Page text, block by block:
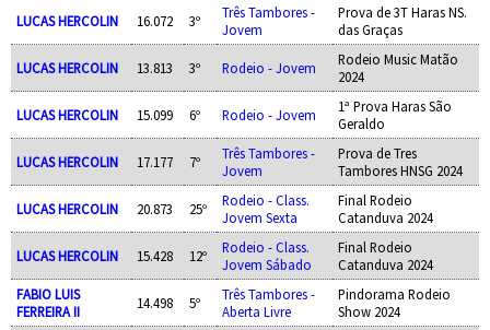
LUCAS HERCOLIN 16.072 3º
Três Tambores -
Jovem
Prova de 3T Haras NS.
das Graças
LUCAS HERCOLIN 13.813 3º Rodeio - Jovem
Rodeio Music Matão
2024
LUCAS HERCOLIN 15.099 6º Rodeio - Jovem
1ª Prova Haras São
Geraldo
LUCAS HERCOLIN 17.177 7º
Três Tambores -
Jovem
Prova de Tres
Tambores HNSG 2024
LUCAS HERCOLIN 20.873 25º
Rodeio - Class.
Jovem Sexta
Final Rodeio
Catanduva 2024
LUCAS HERCOLIN 15.428 12º
Rodeio - Class.
Jovem Sábado
Final Rodeio
Catanduva 2024
FABIO LUIS
FERREIRA II
14.498 5º
Três Tambores -
Aberta Livre
Pindorama Rodeio
Show 2024